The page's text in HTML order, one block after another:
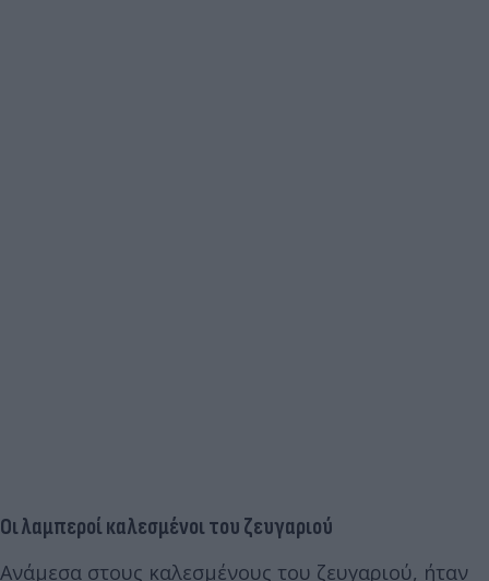
Οι λαμπεροί καλεσμένοι του ζευγαριού
Ανάμεσα στους καλεσμένους του ζευγαριού, ήταν